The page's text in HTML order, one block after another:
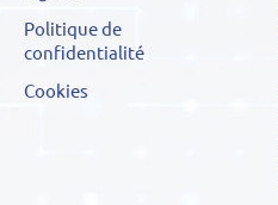
Politique de
confidentialité
Cookies